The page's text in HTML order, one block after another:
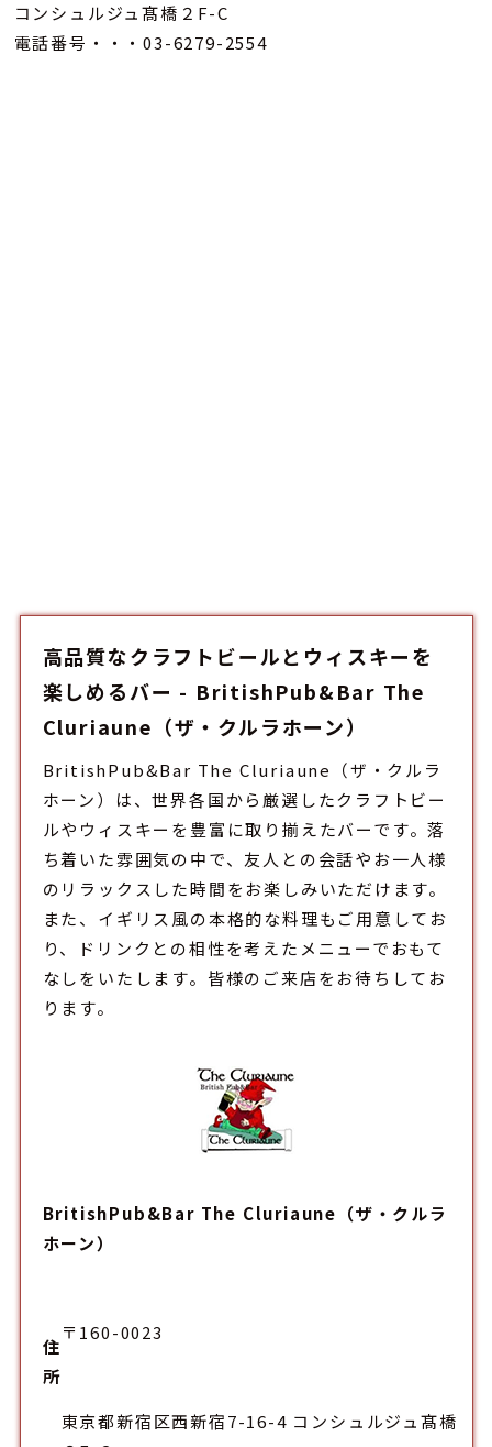
コンシュルジュ髙橋２F-C
電話番号・・・03-6279-2554
高品質なクラフトビールとウィスキーを
楽しめるバー - BritishPub&Bar The
Cluriaune（ザ・クルラホーン）
BritishPub&Bar The Cluriaune（ザ・クルラ
ホーン）は、世界各国から厳選したクラフトビー
ルやウィスキーを豊富に取り揃えたバーです。落
ち着いた雰囲気の中で、友人との会話やお一人様
のリラックスした時間をお楽しみいただけます。
また、イギリス風の本格的な料理もご用意してお
り、ドリンクとの相性を考えたメニューでおもて
なしをいたします。皆様のご来店をお待ちしてお
ります。
BritishPub&Bar The Cluriaune（ザ・クルラ
ホーン）
住
所
〒160-0023
東京都新宿区西新宿7-16-4 コンシュルジュ髙橋